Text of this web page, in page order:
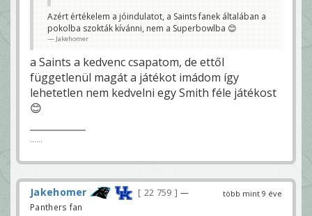
Ez most valami vicc?
Jakehomer
Azért értékelem a jóindulatot, a Saints fanek általában a
pokolba szokták kívánni, nem a Superbowlba 😊
Jakehomer
a Saints a kedvenc csapatom, de ettől
függetlenül magát a játékot imádom így
lehetetlen nem kedvelni egy Smith féle játékost
😊
több mint 9 éve
Jakehomer 22 759
—
Panthers fan